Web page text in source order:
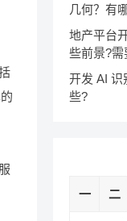
几何？有
地产平台
些前景?
开发 AI 识
些?
一 二